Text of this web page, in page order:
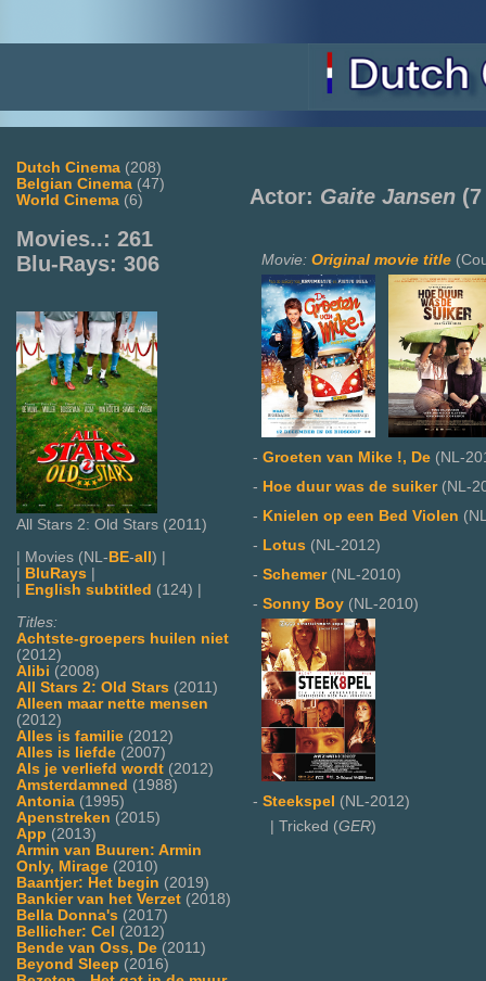
Dutch Cinema (208)
Belgian Cinema (47)
World Cinema (6)
Movies..: 261
Blu-Rays: 306
All Stars 2: Old Stars (2011)
| Movies (NL-BE-all) |
| BluRays |
| English subtitled (124) |
Titles:
Achtste-groepers huilen niet
(2012)
Alibi (2008)
All Stars 2: Old Stars (2011)
Alleen maar nette mensen
(2012)
Alles is familie (2012)
Alles is liefde (2007)
Als je verliefd wordt (2012)
Amsterdamned (1988)
Antonia (1995)
Apenstreken (2015)
App (2013)
Armin van Buuren: Armin
Only, Mirage (2010)
Baantjer: Het begin (2019)
Bankier van het Verzet (2018)
Bella Donna's (2017)
Bellicher: Cel (2012)
Bende van Oss, De (2011)
Beyond Sleep (2016)
Actor: Gaite Jansen
Movie: Original movie title
- Groeten van Mike !, De (NL-
- Hoe duur was de suiker(NL-
- Knielen op een Bed Violen
- Lotus (NL-2012)
- Schemer(NL-2010)
- Sonny Boy (NL-2010)
- Steekspel (NL-2012)
| Tricked (GER)